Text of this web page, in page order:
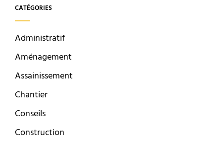
CATÉGORIES
Administratif
Aménagement
Assainissement
Chantier
Conseils
Construction